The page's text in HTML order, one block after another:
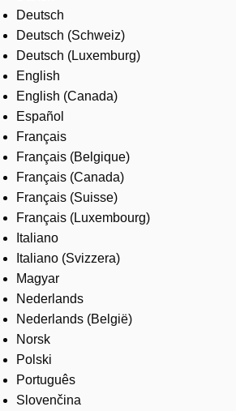
About us
Where to buy
Contact us
Careers
Deutsch
Deutsch (Schweiz)
Deutsch (Luxemburg)
English
English (Canada)
Español
Français
Français (Belgique)
Français (Canada)
Français (Suisse)
Français (Luxembourg)
Italiano
Italiano (Svizzera)
Magyar
Nederlands
Nederlands (België)
Norsk
Polski
Português
Slovenčina